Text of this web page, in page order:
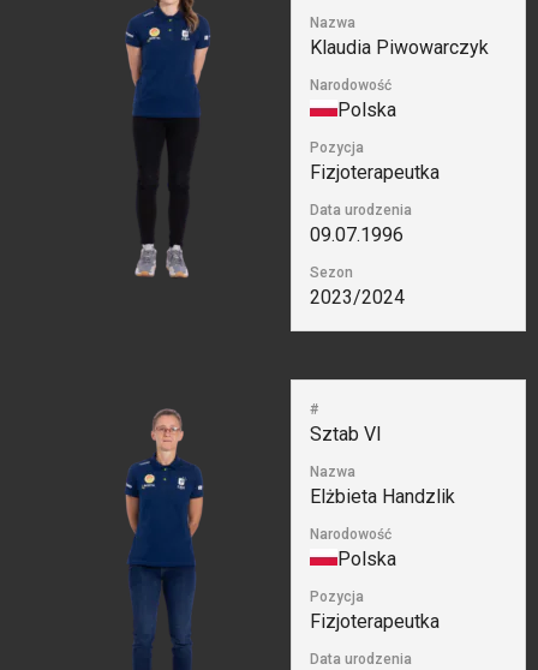
Nazwa
Klaudia Piwowarczyk
Narodowość
Polska
Pozycja
Fizjoterapeutka
Data urodzenia
09.07.1996
Sezon
2023/2024
#
Sztab VI
Nazwa
Elżbieta Handzlik
Narodowość
Polska
Pozycja
Fizjoterapeutka
Data urodzenia